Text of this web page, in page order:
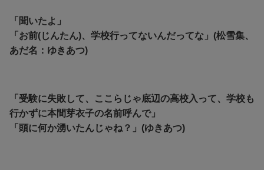
「聞いたよ」
「お前(じんたん)、学校行ってないんだってな」(松雪集、
あだ名：ゆきあつ)
「受験に失敗して、ここらじゃ底辺の高校入って、学校も
行かずに本間芽衣子の名前呼んで」
「頭に何か湧いたんじゃね？」(ゆきあつ)